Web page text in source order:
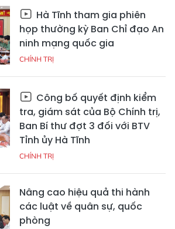
Hà Tĩnh tham gia phiên
họp thường kỳ Ban Chỉ đạo An
ninh mạng quốc gia
CHÍNH TRỊ
Công bố quyết định kiểm
tra, giám sát của Bộ Chính trị,
Ban Bí thư đợt 3 đối với BTV
Tỉnh ủy Hà Tĩnh
CHÍNH TRỊ
Nâng cao hiệu quả thi hành
các luật về quân sự, quốc
phòng